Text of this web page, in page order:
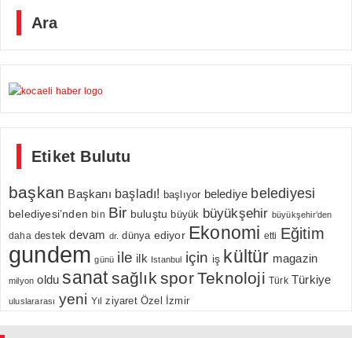
Ara
Etiket Bulutu
başkan Başkanı başladı! başlıyor belediye belediyesi
belediyesi’nden bin Bir buluştu büyük büyükşehir büyükşehir’den
daha destek devam dr. dünya ediyor Ekonomi etti Eğitim
gundem günü ile ilk Istanbul için iş kültür magazin
milyon oldu sanatsağlık sporTeknoloji Türk Türkiye
uluslararası yeni Yıl ziyaret Özel İzmir